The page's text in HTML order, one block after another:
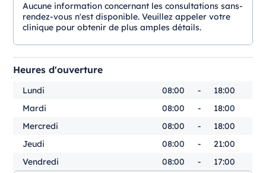
Aucune information concernant les consultations sans-
rendez-vous n'est disponible. Veuillez appeler votre
clinique pour obtenir de plus amples détails.
Heures d'ouverture
Lundi 08:00 -
18:00
Mardi
08:00 -
18:00
Mercredi
08:00 -
18:00
Jeudi
08:00 -
21:00
Vendredi
08:00 - 17:00